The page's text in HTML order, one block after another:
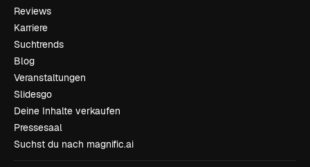
Reviews
Karriere
Suchtrends
Blog
Veranstaltungen
Slidesgo
Deine Inhalte verkaufen
Pressesaal
Suchst du nach magnific.ai